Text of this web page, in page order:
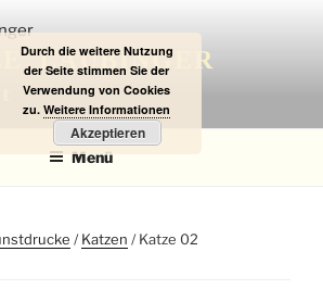
LAUBINGER
Menü
/Katzen / Katze 02
Durch die weitere Nutzung
der Seite stimmen Sie der
Verwendung von Cookies
zu. Weitere Informationen
Akzeptieren